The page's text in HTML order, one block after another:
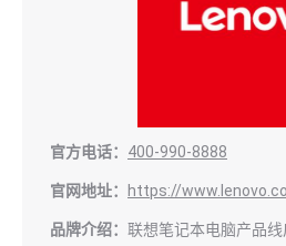
官方电话： 400-990-8888
官网地址： https://
品牌介绍： 联想笔记本电脑产品